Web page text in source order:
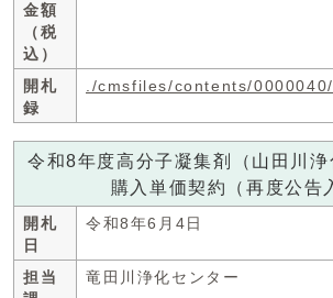
金額
（税
込）
開札
録
./cmsfiles/contents/
令和8年度高分子凝集剤（山田川浄
購入単価契約（再度公告
開札
日
令和8年6月4日
担当
竜田川浄化センター